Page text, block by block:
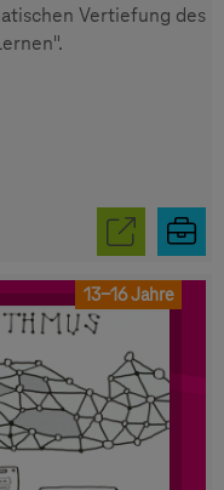
Vertiefung des
13-16 Jahre